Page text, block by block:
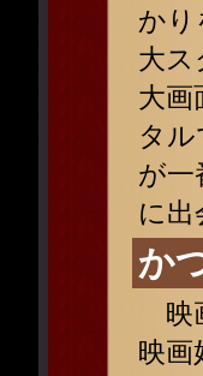
かり
大ス
大画
タ
が一
に
か
映
映画